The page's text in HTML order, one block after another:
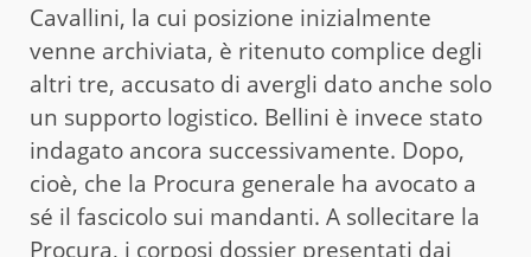
Cavallini, la cui posizione inizialmente
venne archiviata, è ritenuto complice degli
altri tre, accusato di avergli dato anche solo
un supporto logistico. Bellini è invece stato
indagato ancora successivamente. Dopo,
cioè, che la Procura generale ha avocato a
sé il fascicolo sui mandanti. A sollecitare la
Procura, i corposi dossier presentati dai